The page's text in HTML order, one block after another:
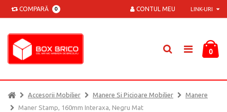
COMPARĂ 0 LINK-URI
CONTUL MEU
0
Accesorii Mobilier Manere Si Picioare Mobilier
Manere
Maner Stamp, 160mm Interaxa, Negru Mat